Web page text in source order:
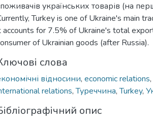
українських товарів (на
Turkey is one of Ukraine's main
accounts for 7.5% of Ukraine's total
of Ukrainian goods (after Russia).
слова
відносини, economic relations,
relations,Туреччина,Turkey,
опис